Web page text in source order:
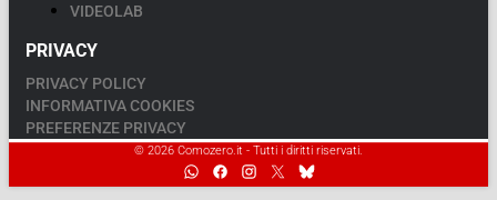
VIDEOLAB
PRIVACY
PRIVACY POLICY
INFORMATIVA COOKIES
PREFERENZE PRIVACY
© 2026 Comozero.it - Tutti i diritti riservati.